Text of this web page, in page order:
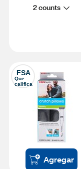
2 counts
FSA
Que
califica
Agregar